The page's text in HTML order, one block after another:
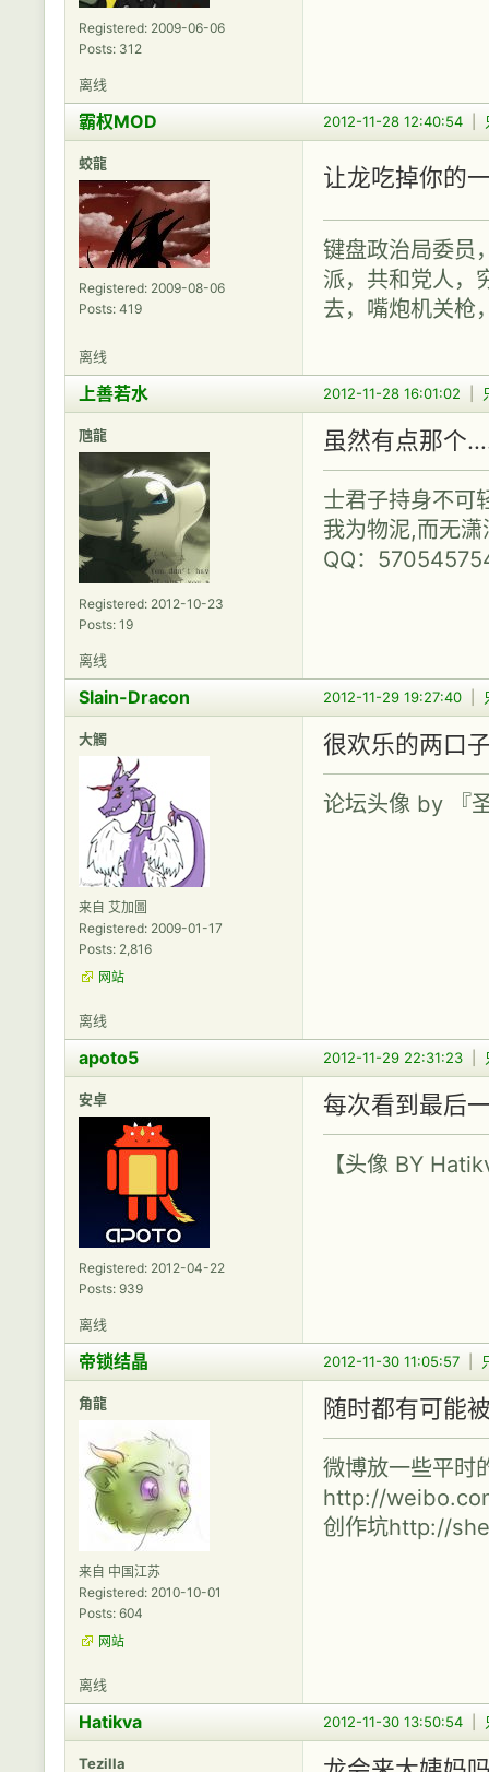
Registered: 2009-06-06
Posts: 312
离线
2012-11-28 12:40:54
霸权MOD
蛟龍
Registered: 2009-08-06
Posts: 419
让龙吃掉你的
键盘政治局委员
派，共和党人，
去，嘴炮机关枪
离线
2012-11-28 16:01:02
上善若水
虺龍
Registered: 2012-10-23
Posts: 19
虽然有点那个
士君子持身不可
我为物泥,而无
QQ：
离线
2012-11-29 19:27:40
Slain-Dracon
大觸
来自 艾加圖
Registered: 2009-01-17
Posts: 2,816
网站
很欢乐的两口
论坛头像 by 『
离线
2012-11-29 22:31:23
apoto5
安卓
Registered: 2012-04-22
Posts: 939
每次看到最后
【头像 BY
离线
2012-11-30 11:05:57
帝锁结晶
角龍
来自 中国江苏
Registered: 2010-10-01
Posts: 604
网站
随时都有可能
微博放一些平时
http://
创作坑http://
离线
2012-11-30 13:50:54
Hatikva
Tezilla